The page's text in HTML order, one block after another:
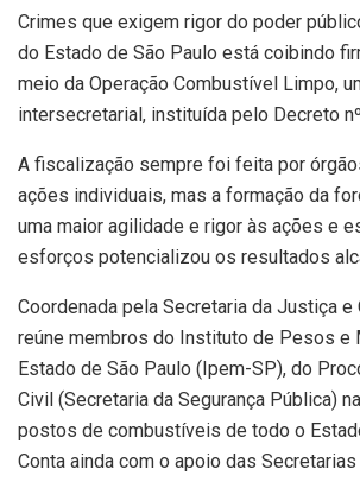
Crimes que exigem rigor do poder
do Estado de São Paulo está coibindo
meio da Operação Combustível Limpo,
intersecretarial, instituída pelo Decreto
A fiscalização sempre foi feita por
ações individuais, mas a formação da
uma maior agilidade e rigor às ações e
esforços potencializou os resultados
Coordenada pela Secretaria da Justiça e
reúne membros do Instituto de Pesos e
Estado de São Paulo (Ipem-SP), do
Civil (Secretaria da Segurança Pública)
postos de combustíveis de todo o
Conta ainda com o apoio das